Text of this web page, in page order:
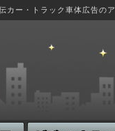
カー・トラック車体広告の